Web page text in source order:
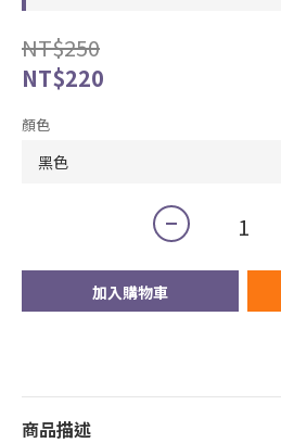
NT$250
NT$220
顏色
加入購物車
商品描述